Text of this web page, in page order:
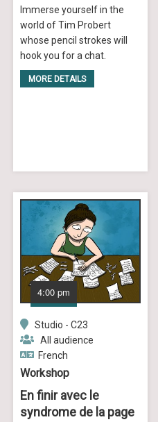
Immerse yourself in the
world of Tim Probert
whose pencil strokes will
hook you for a chat.
MORE DETAILS
4:00 pm
Studio - C23
All audience
French
Workshop
En finir avec le
syndrome de la page